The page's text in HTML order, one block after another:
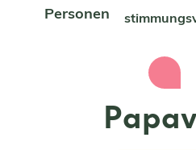
Personen
2